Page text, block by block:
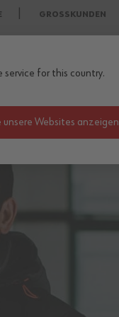
GROSSKUNDEN
Zubehör
service for this country.
unsere Websites anzeigen